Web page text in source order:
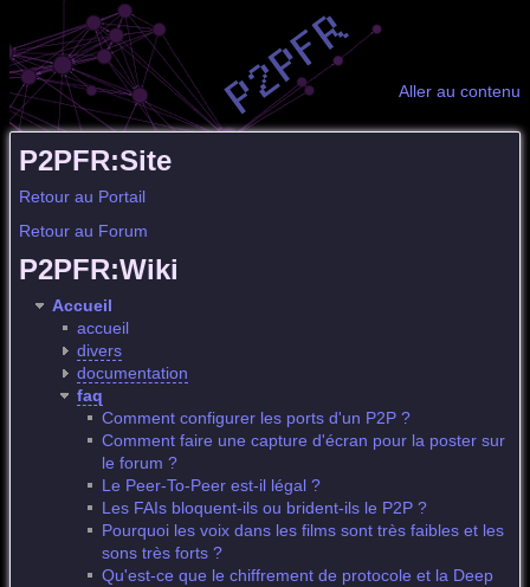
Aller au contenu
P2PFR:Site
Retour au Portail
Retour au Forum
P2PFR:Wiki
Accueil
accueil
divers
documentation
faq
Comment configurer les ports d'un P2P ?
Comment faire une capture d'écran pour la poster sur
le forum ?
Le Peer-To-Peer est-il légal ?
Les FAIs bloquent-ils ou brident-ils le P2P ?
Pourquoi les voix dans les films sont très faibles et les
sons très forts ?
Qu'est-ce que le chiffrement de protocole et la Deep